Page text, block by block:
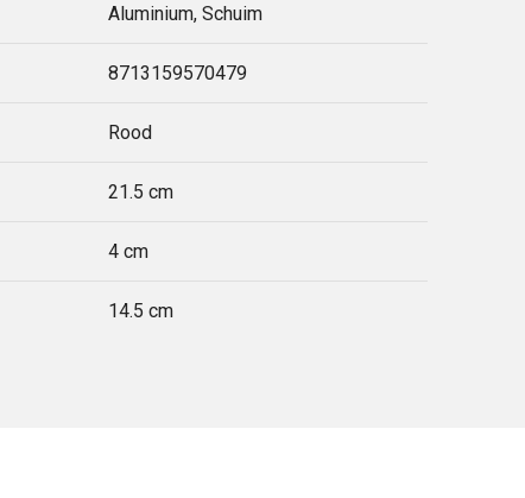
Aluminium, Schuim
8713159570479
Rood
21.5 cm
4 cm
14.5 cm